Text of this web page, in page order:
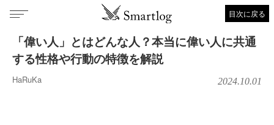
目次に戻る
「偉い人」とはどんな人？本当に偉い人に共通
する性格や行動の特徴を解説
HaRuKa 2024.10.01